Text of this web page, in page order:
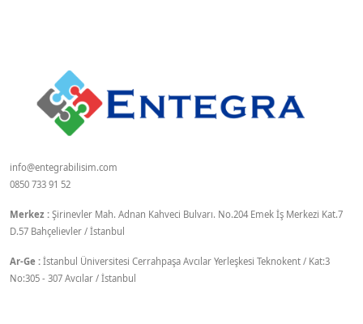
info@entegrabilisim.com
0850 733 91 52
Merkez : Şirinevler Mah. Adnan Kahveci Bulvarı. No.204 Emek İş Merkezi Kat.7
D.57 Bahçelievler / İstanbul
Ar-Ge : İstanbul Üniversitesi Cerrahpaşa Avcılar Yerleşkesi Teknokent / Kat:3
No:305 - 307 Avcılar / İstanbul